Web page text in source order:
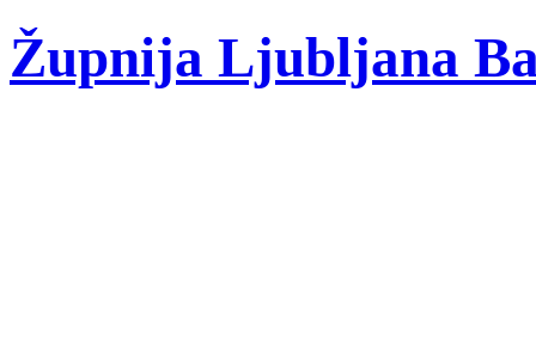
Župnija Ljubljana